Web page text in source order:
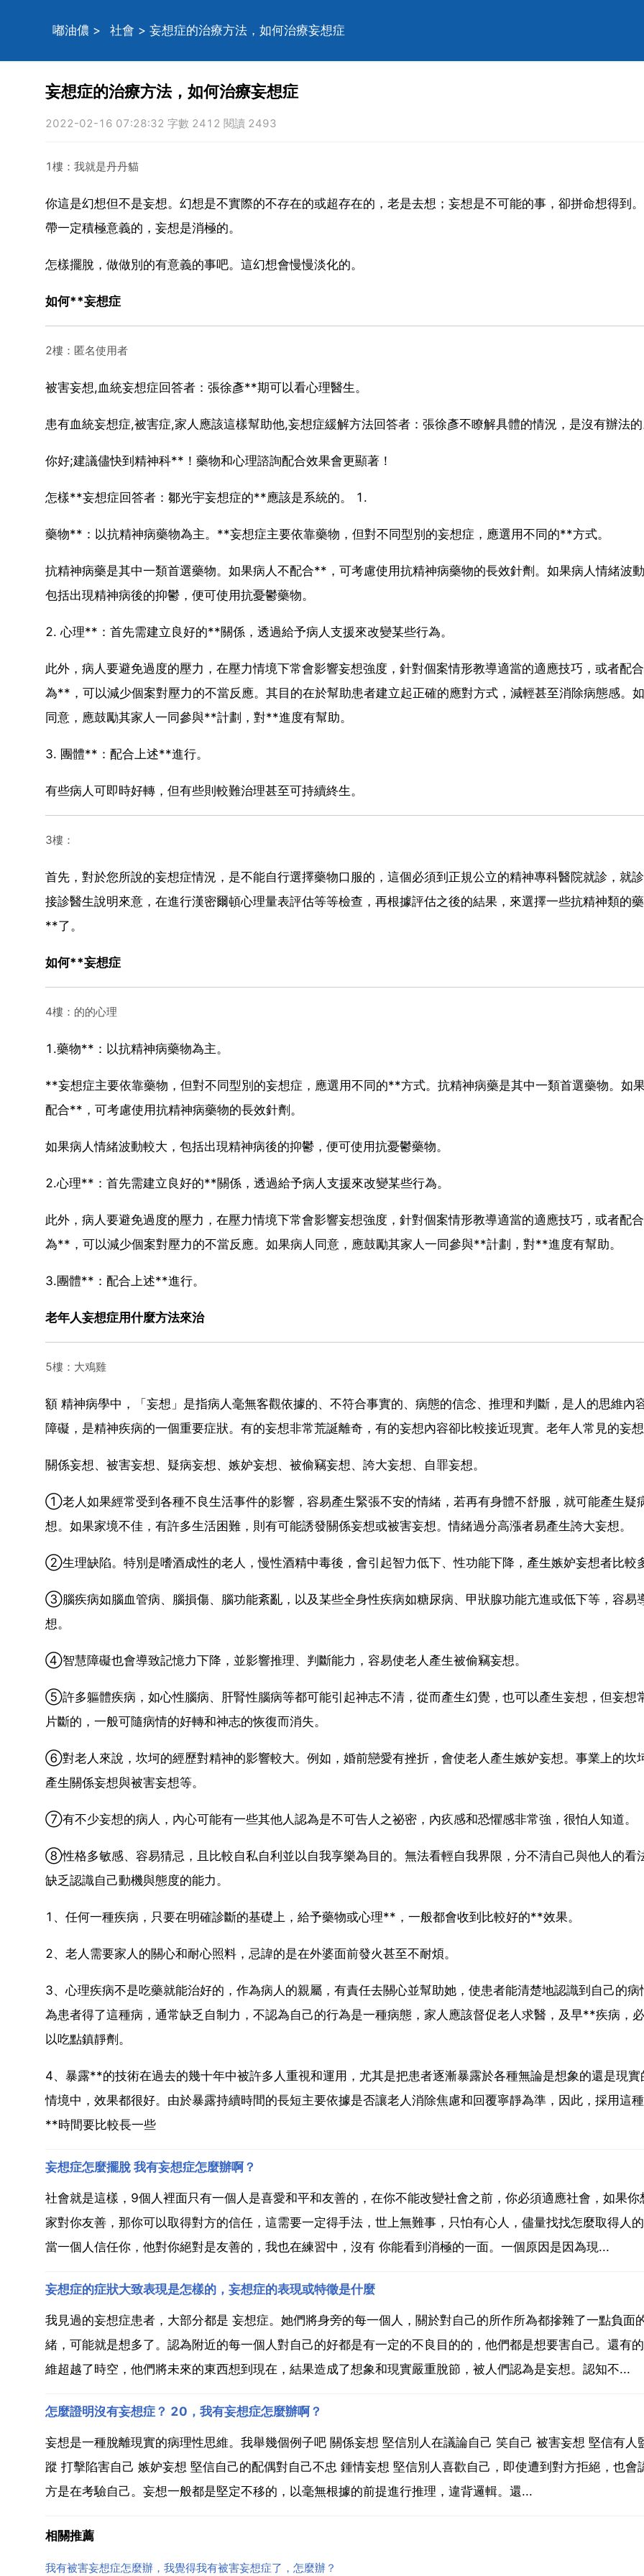
嘟油儂 > 社會 > 妄想症的治療方法，如何治療妄想症
妄想症的治療方法，如何治療妄想症
2022-02-16 07:28:32 字數 2412 閱讀 2493
1樓：我就是丹丹貓
你這是幻想但不是妄想。幻想是不實際的不存在的或超存在的，老是去想；妄想是不可能的事，卻拼命想得到
帶一定積極意義的，妄想是消極的。
怎樣擺脫，做做別的有意義的事吧。這幻想會慢慢淡化的。
如何**妄想症
2樓：匿名使用者
被害妄想,血統妄想症回答者：張徐彥**期可以看心理醫生。
患有血統妄想症,被害症,家人應該這樣幫助他,妄想症緩解方法回答者：張徐彥不瞭解具體的情況，是沒有辦法的
你好;建議儘快到精神科**！藥物和心理諮詢配合效果會更顯著！
怎樣**妄想症回答者：鄒光宇妄想症的**應該是系統的。 1.
藥物**：以抗精神病藥物為主。**妄想症主要依靠藥物，但對不同型別的妄想症，應選用不同的**方式。
抗精神病藥是其中一類首選藥物。如果病人不配合**，可考慮使用抗精神病藥物的長效針劑。如果病人情緒波動
包括出現精神病後的抑鬱，便可使用抗憂鬱藥物。
2. 心理**：首先需建立良好的**關係，透過給予病人支援來改變某些行為。
此外，病人要避免過度的壓力，在壓力情境下常會影響妄想強度，針對個案情形教導適當的適應技巧，或者配
為**，可以減少個案對壓力的不當反應。其目的在於幫助患者建立起正確的應對方式，減輕甚至消除病態感。
同意，應鼓勵其家人一同參與**計劃，對**進度有幫助。
3. 團體**：配合上述**進行。
有些病人可即時好轉，但有些則較難治理甚至可持續終生。
3樓：
首先，對於您所說的妄想症情況，是不能自行選擇藥物口服的，這個必須到正規公立的精神專科醫院就診，就
接診醫生說明來意，在進行漢密爾頓心理量表評估等等檢查，再根據評估之後的結果，來選擇一些抗精神類的
**了。
如何**妄想症
4樓：的的心理
1.藥物**：以抗精神病藥物為主。
**妄想症主要依靠藥物，但對不同型別的妄想症，應選用不同的**方式。抗精神病藥是其中一類首選藥物。如
配合**，可考慮使用抗精神病藥物的長效針劑。
如果病人情緒波動較大，包括出現精神病後的抑鬱，便可使用抗憂鬱藥物。
2.心理**：首先需建立良好的**關係，透過給予病人支援來改變某些行為。
此外，病人要避免過度的壓力，在壓力情境下常會影響妄想強度，針對個案情形教導適當的適應技巧，或者配
為**，可以減少個案對壓力的不當反應。如果病人同意，應鼓勵其家人一同參與**計劃，對**進度有幫助。
3.團體**：配合上述**進行。
老年人妄想症用什麼方法來治
5樓：大鳮雞
額 精神病學中，「妄想」是指病人毫無客觀依據的、不符合事實的、病態的信念、推理和判斷，是人的思維內
障礙，是精神疾病的一個重要症狀。有的妄想非常荒誕離奇，有的妄想內容卻比較接近現實。老年人常見的妄想
關係妄想、被害妄想、疑病妄想、嫉妒妄想、被偷竊妄想、誇大妄想、自罪妄想。
①老人如果經常受到各種不良生活事件的影響，容易產生緊張不安的情緒，若再有身體不舒服，就可能產生疑
想。如果家境不佳，有許多生活困難，則有可能誘發關係妄想或被害妄想。情緒過分高漲者易產生誇大妄想。
②生理缺陷。特別是嗜酒成性的老人，慢性酒精中毒後，會引起智力低下、性功能下降，產生嫉妒妄想者比較
③腦疾病如腦血管病、腦損傷、腦功能紊亂，以及某些全身性疾病如糖尿病、甲狀腺功能亢進或低下等，容易
想。
④智慧障礙也會導致記憶力下降，並影響推理、判斷能力，容易使老人產生被偷竊妄想。
⑤許多軀體疾病，如心性腦病、肝腎性腦病等都可能引起神志不清，從而產生幻覺，也可以產生妄想，但妄想
片斷的，一般可隨病情的好轉和神志的恢復而消失。
⑥對老人來說，坎坷的經歷對精神的影響較大。例如，婚前戀愛有挫折，會使老人產生嫉妒妄想。事業上的坎
產生關係妄想與被害妄想等。
⑦有不少妄想的病人，內心可能有一些其他人認為是不可告人之祕密，內疚感和恐懼感非常強，很怕人知道。
⑧性格多敏感、容易猜忌，且比較自私自利並以自我享樂為目的。無法看輕自我界限，分不清自己與他人的看
缺乏認識自己動機與態度的能力。
1、任何一種疾病，只要在明確診斷的基礎上，給予藥物或心理**，一般都會收到比較好的**效果。
2、老人需要家人的關心和耐心照料，忌諱的是在外婆面前發火甚至不耐煩。
3、心理疾病不是吃藥就能治好的，作為病人的親屬，有責任去關心並幫助她，使患者能清楚地認識到自己的病
為患者得了這種病，通常缺乏自制力，不認為自己的行為是一種病態，家人應該督促老人求醫，及早**疾病，
以吃點鎮靜劑。
4、暴露**的技術在過去的幾十年中被許多人重視和運用，尤其是把患者逐漸暴露於各種無論是想象的還是現實
情境中，效果都很好。由於暴露持續時間的長短主要依據是否讓老人消除焦慮和回覆寧靜為準，因此，採用這
**時間要比較長一些
妄想症怎麼擺脫 我有妄想症怎麼辦啊？
社會就是這樣，9個人裡面只有一個人是喜愛和平和友善的，在你不能改變社會之前，你必須適應社會，如果你
家對你友善，那你可以取得對方的信任，這需要一定得手法，世上無難事，只怕有心人，儘量找找怎麼取得人的
當一個人信任你，他對你絕對是友善的，我也在練習中，沒有 你能看到消極的一面。一個原因是因為現...
妄想症的症狀大致表現是怎樣的，妄想症的表現或特徵是什麼
我見過的妄想症患者，大部分都是 妄想症。她們將身旁的每一個人，關於對自己的所作所為都摻雜了一點負面
緒，可能就是想多了。認為附近的每一個人對自己的好都是有一定的不良目的的，他們都是想要害自己。還有
維超越了時空，他們將未來的東西想到現在，結果造成了想象和現實嚴重脫節，被人們認為是妄想。認知不...
怎麼證明沒有妄想症？ 20，我有妄想症怎麼辦啊？
妄想是一種脫離現實的病理性思維。我舉幾個例子吧 關係妄想 堅信別人在議論自己 笑自己 被害妄想 堅信有人
蹤 打擊陷害自己 嫉妒妄想 堅信自己的配偶對自己不忠 鍾情妄想 堅信別人喜歡自己，即使遭到對方拒絕，也會
方是在考驗自己。妄想一般都是堅定不移的，以毫無根據的前提進行推理，違背邏輯。還...
相關推薦
我有被害妄想症怎麼辦，我覺得我有被害妄想症了，怎麼辦？